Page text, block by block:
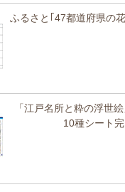
ふるさと｢47都道府県の
「江戸名所と粋の浮世
10種シート